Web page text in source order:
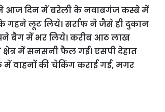
आज दिन में बरेली के नवाबगंज कस्बे में
लूट लिये। सर्राफ ने जैसे ही दुकान
बैग में भर लिये। करीब आठ लाख
में सनसनी फैल गई। एसपी देहात
वाहनों की चेकिंग कराई गई, मगर